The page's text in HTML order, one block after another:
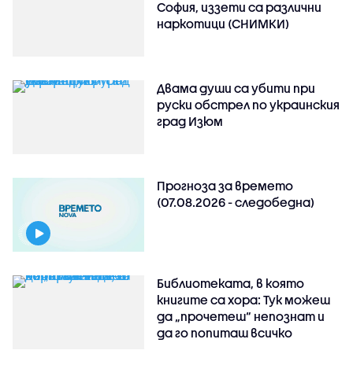
София, иззети са различни
наркотици (СНИМКИ)
Двама души са убити при
руски обстрeл по украинския
град Изюм
Прогноза за времето
(07.08.2026 - следобедна)
Библиотеката, в която
книгите са хора: Тук можеш
да „прочетеш“ непознат и
да го попиташ всичко